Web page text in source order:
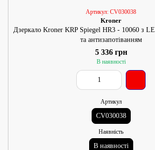
Артикул: CV030038
Kroner
Дзеркало Kroner KRP Spiegel HR3 - 10060 з
та антизапотіванням
5 336 грн
В наявності
Артикул
CV030038
Наявність
В наявності